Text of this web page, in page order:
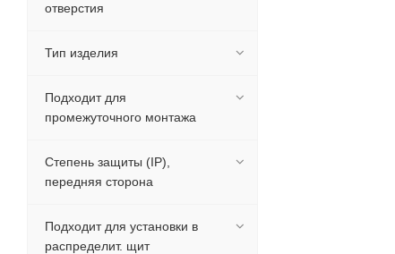
отверстия
Тип изделия
Подходит для
промежуточного монтажа
Степень защиты (IP),
передняя сторона
Подходит для установки в
распределит. щит